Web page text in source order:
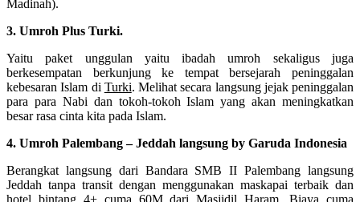
Madinah).
3. Umroh Plus Turki.
Yaitu paket unggulan yaitu ibadah umroh sekaligus juga
berkesempatan berkunjung ke tempat bersejarah peninggalan
kebesaran Islam di Turki. Melihat secara langsung jejak peninggalan
para para Nabi dan tokoh-tokoh Islam yang akan meningkatkan
besar rasa cinta kita pada Islam.
4. Umroh Palembang – Jeddah langsung by Garuda Indonesia
Berangkat langsung dari Bandara SMB II Palembang langsung
Jeddah tanpa transit dengan menggunakan maskapai terbaik dan
hotel bintang 4+ cuma 60M dari Masjidil Haram. Biaya cuma